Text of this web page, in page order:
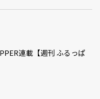
連載【週刊 ふるっぱ